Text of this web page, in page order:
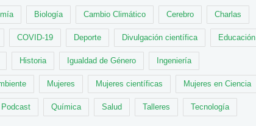
Biología Cambio Climático Cerebro Charlas
COVID-19 Deporte Divulgación científica Educación
Historia Igualdad de Género Ingeniería
Mujeres Mujeres científicas Mujeres en Ciencia
Podcast Química Salud Talleres Tecnología